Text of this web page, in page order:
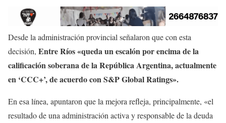
Desde la administración provincial señalaron que con esta
decisión, Entre Ríos «queda un escalón por encima de la
calificación soberana de la República Argentina, actualmente
en ‘CCC+’, de acuerdo con S&P Global Ratings».
En esa línea, apuntaron que la mejora refleja, principalmente, «el
resultado de una administración activa y responsable de la deuda